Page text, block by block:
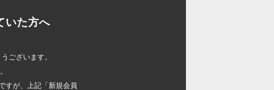
いた方へ
ございます。
すが、上記「新規会員